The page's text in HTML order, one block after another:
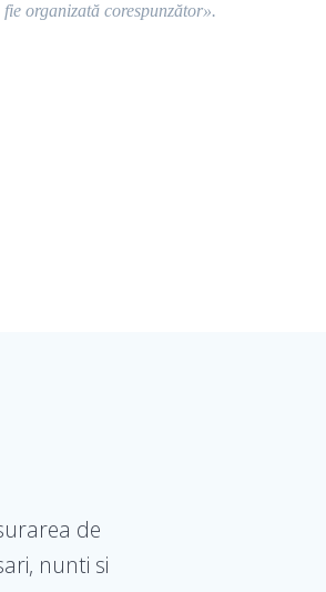
fie organizată corespunzător».
de
nunti si